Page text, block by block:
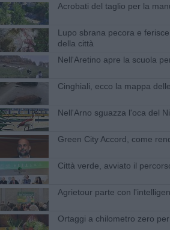
Acrobati del taglio per la
Lupo sbrana pecora e
della città
Nell'Aretino apre la scuola
Cinghiali, ecco la mappa
Nell'Arno sguazza l'oca del
Green City Accord, come
Città verde, avviato il
Agrietour parte con
Ortaggi a chilometro zero